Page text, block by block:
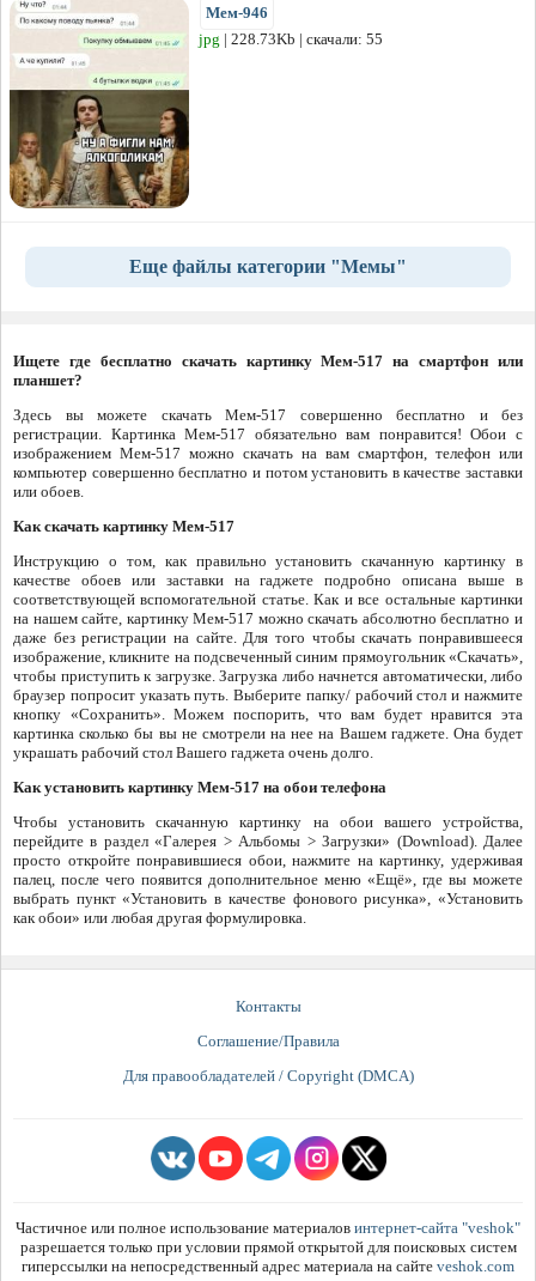
Мем-946
jpg | 228.73Kb | скачали: 55
Еще файлы категории "Мемы"
Ищете где бесплатно скачать картинку Мем-517 на смартфон или
планшет?
Здесь вы можете скачать Мем-517 совершенно бесплатно и без
регистрации. Картинка Мем-517 обязательно вам понравится! Обои с
изображением Мем-517 можно скачать на вам смартфон, телефон или
компьютер совершенно бесплатно и потом установить в качестве заставки
или обоев.
Как скачать картинку Мем-517
Инструкцию о том, как правильно установить скачанную картинку в
качестве обоев или заставки на гаджете подробно описана выше в
соответствующей вспомогательной статье. Как и все остальные картинки
на нашем сайте, картинку Мем-517 можно скачать абсолютно бесплатно и
даже без регистрации на сайте. Для того чтобы скачать понравившееся
изображение, кликните на подсвеченный синим прямоугольник «Скачать»,
чтобы приступить к загрузке. Загрузка либо начнется автоматически, либо
браузер попросит указать путь. Выберите папку/ рабочий стол и нажмите
кнопку «Сохранить». Можем поспорить, что вам будет нравится эта
картинка сколько бы вы не смотрели на нее на Вашем гаджете. Она будет
украшать рабочий стол Вашего гаджета очень долго.
Как установить картинку Мем-517 на обои телефона
Чтобы установить скачанную картинку на обои вашего устройства,
перейдите в раздел «Галерея > Альбомы > Загрузки» (Download). Далее
просто откройте понравившиеся обои, нажмите на картинку, удерживая
палец, после чего появится дополнительное меню «Ещё», где вы можете
выбрать пункт «Установить в качестве фонового рисунка», «Установить
как обои» или любая другая формулировка.
Контакты
Соглашение/Правила
Для правообладателей / Copyright (DMCA)
Частичное или полное использование материалов интернет-сайта "veshok"
разрешается только при условии прямой открытой для поисковых систем
гиперссылки на непосредственный адрес материала на сайте veshok.com